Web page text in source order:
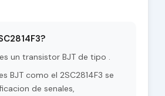
un transistor BJT de tipo .
BJT como el 2SC2814F3 se
de senales,